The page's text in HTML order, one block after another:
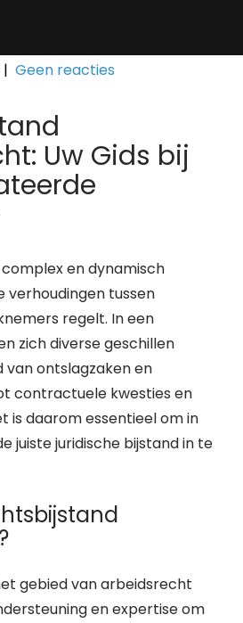
| Geen reacties
Uw Gids bij
en dynamisch
verhoudingen tussen
regelt. In een
zich diverse geschillen
van ontslagzaken en
contractuele kwesties en
is daarom essentieel om in
juiste juridische bijstand in te
gebied van arbeidsrecht
en expertise om